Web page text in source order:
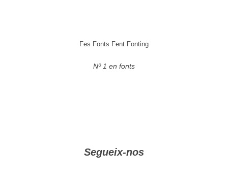
Fes Fonts Fent Fonting
Nº 1 en fonts
Segueix-nos